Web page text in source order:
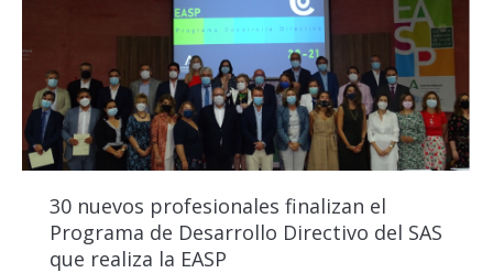
30 nuevos profesionales finalizan el
Programa de Desarrollo Directivo del SAS
que realiza la EASP